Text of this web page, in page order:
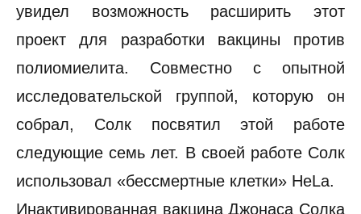
увидел возможность расширить этот
проект для разработки вакцины против
полиомиелита. Совместно с опытной
исследовательской группой, которую он
собрал, Солк посвятил этой работе
следующие семь лет. В своей работе Солк
использовал «бессмертные клетки» HeLa.
Инактивированная вакцина Джонаса Солка